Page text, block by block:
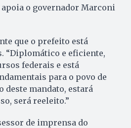
apoia o governador Marconi
que o prefeito está
“Diplomático e eficiente,
federais e está
para o povo de
deste mandato, estará
será reeleito.”
de imprensa do